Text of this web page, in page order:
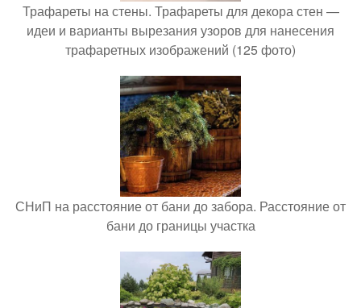
Трафареты на стены. Трафареты для декора стен —
идеи и варианты вырезания узоров для нанесения
трафаретных изображений (125 фото)
СНиП на расстояние от бани до забора. Расстояние от
бани до границы участка